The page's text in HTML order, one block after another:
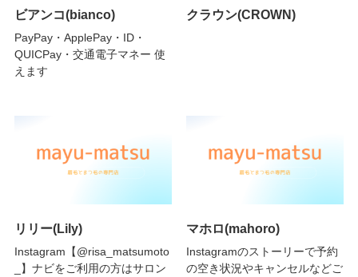
ビアンコ(bianco)
PayPay・ApplePay・ID・
QUICPay・交通電子マネー 使
えます
クラウン(CROWN)
リリー(Lily)
Instagram【@risa_matsumoto
_】ナビをご利用の方はサロン
マホロ(mahoro)
Instagramのストーリーで予約
の空き状況やキャンセルなどご